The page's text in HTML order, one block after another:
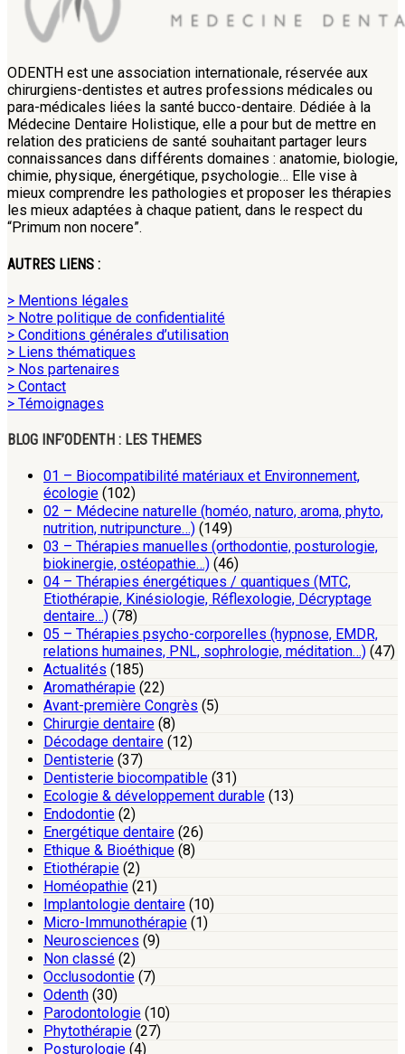
ODENTH est une association internationale, réservée aux
chirurgiens-dentistes et autres professions médicales ou
para-médicales liées la santé bucco-dentaire. Dédiée à la
Médecine Dentaire Holistique, elle a pour but de mettre en
relation des praticiens de santé souhaitant partager leurs
connaissances dans différents domaines : anatomie, biologie,
chimie, physique, énergétique, psychologie… Elle vise à
mieux comprendre les pathologies et proposer les thérapies
les mieux adaptées à chaque patient, dans le respect du
“Primum non nocere”.
AUTRES LIENS :
> Mentions légales
> Notre politique de confidentialité
> Conditions générales d’utilisation
> Liens thématiques
> Nos partenaires
> Contact
> Témoignages
BLOG INF’ODENTH : LES THEMES
01 – Biocompatibilité matériaux et Environnement,
écologie (102)
02 – Médecine naturelle (homéo, naturo, aroma, phyto,
nutrition, nutripuncture…) (149)
03 – Thérapies manuelles (orthodontie, posturologie,
biokinergie, ostéopathie…) (46)
04 – Thérapies énergétiques / quantiques (MTC,
Etiothérapie, Kinésiologie, Réflexologie, Décryptage
dentaire…) (78)
05 – Thérapies psycho-corporelles (hypnose, EMDR,
relations humaines, PNL, sophrologie, méditation…) (47)
Actualités (185)
Aromathérapie (22)
Avant-première Congrès (5)
Chirurgie dentaire (8)
Décodage dentaire (12)
Dentisterie (37)
Dentisterie biocompatible (31)
Ecologie & développement durable (13)
Endodontie (2)
Energétique dentaire (26)
Ethique & Bioéthique (8)
Etiothérapie (2)
Homéopathie (21)
Implantologie dentaire (10)
Micro-Immunothérapie (1)
Neurosciences (9)
Non classé (2)
Occlusodontie (7)
Odenth (30)
Parodontologie (10)
Phytothérapie (27)
Posturologie (4)